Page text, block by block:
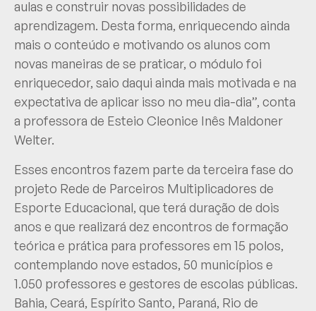
aulas e construir novas possibilidades de
aprendizagem. Desta forma, enriquecendo ainda
mais o conteúdo e motivando os alunos com
novas maneiras de se praticar, o módulo foi
enriquecedor, saio daqui ainda mais motivada e na
expectativa de aplicar isso no meu dia-dia”, conta
a professora de Esteio Cleonice Inês Maldoner
Welter.
Esses encontros fazem parte da terceira fase do
projeto Rede de Parceiros Multiplicadores de
Esporte Educacional, que terá duração de dois
anos e que realizará dez encontros de formação
teórica e prática para professores em 15 polos,
contemplando nove estados, 50 municípios e
1.050 professores e gestores de escolas públicas.
Bahia, Ceará, Espírito Santo, Paraná, Rio de